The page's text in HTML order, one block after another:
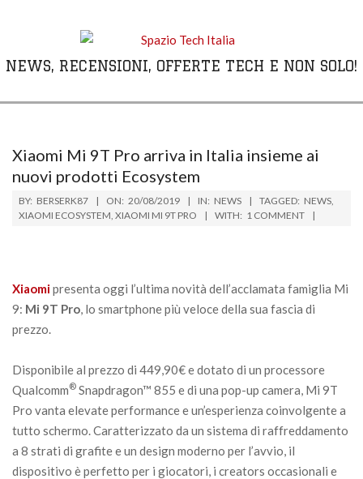
NEWS, RECENSIONI, OFFERTE TECH E NON SOLO!
Menu
Xiaomi Mi 9T Pro arriva in Italia insieme ai
nuovi prodotti Ecosystem
BY: BERSERK87 ON: 20/08/2019 IN: NEWS TAGGED: NEWS
XIAOMI ECOSYSTEM XIAOMI MI 9T PRO WITH: 1 COMMENT
Xiaomipresenta oggi l’ultima novità dell’acclamata famiglia Mi
9: Mi 9T Pro, lo smartphone più veloce della sua fascia di
prezzo.
Disponibile al prezzo di 449,90€ e dotato di un processore
Qualcomm® Snapdragon™ 855 e di una pop-up camera, Mi 9T
Pro vanta elevate performance e un’esperienza coinvolgente a
tutto schermo. Caratterizzato da un sistema di raffreddamento
a 8 strati di grafite e un design moderno per l’avvio, il
dispositivo è perfetto per i giocatori, i creators occasionali e